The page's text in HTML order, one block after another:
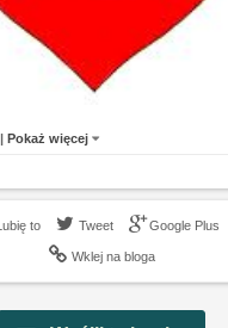
Pokaż więcej
Lubię to Tweet Google Plus
Wklej na bloga